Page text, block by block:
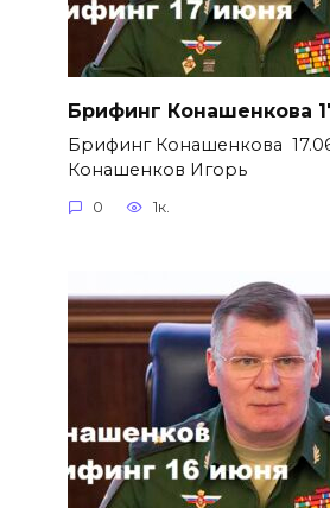
Брифинг Конашенкова
Брифинг Конашенкова
Конашенков Игорь
0 1к.